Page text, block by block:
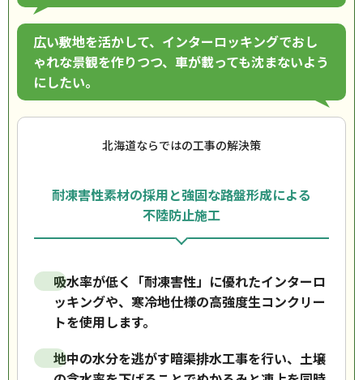
広い敷地を活かして、インターロッキングでおし
ゃれな景観を作りつつ、車が載っても沈まないよう
にしたい。
北海道ならではの工事の解決策
耐凍害性素材の採用と強固な路盤形成による
不陸防止施工
吸水率が低く「耐凍害性」に優れたインターロ
ッキングや、寒冷地仕様の高強度生コンクリー
トを使用します。
地中の水分を逃がす暗渠排水工事を行い、土壌